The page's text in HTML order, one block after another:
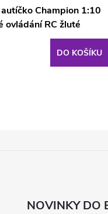
Champion 1:10
ovládání RC žluté
DO KOŠÍKU
NOVINKY DO